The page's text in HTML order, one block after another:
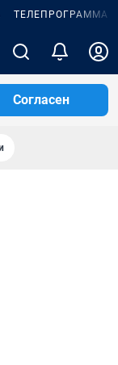
ТЕЛЕПРОГРАММА
Согласен